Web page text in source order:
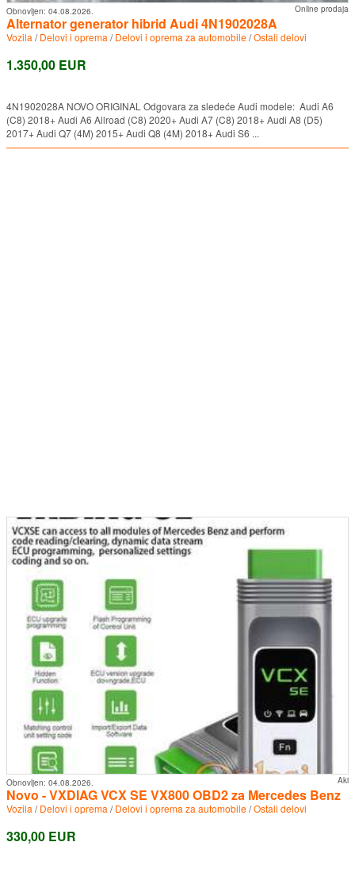
Online prodaja
Obnovljen: 04.08.2026.
Alternator generator hibrid Audi 4N1902028A
Vozila /Delovi i oprema /Delovi i oprema za automobile/Ostali delovi
1.350,00 EUR
4N1902028A NOVO ORIGINAL Odgovara za sledeće Audi modele: Audi A6
(C8) 2018+ Audi A6 Allroad (C8) 2020+ Audi A7 (C8) 2018+ Audi A8 (D5)
2017+ Audi Q7 (4M) 2015+ Audi Q8 (4M) 2018+ Audi S6 ...
Aki
Obnovljen: 04.08.2026.
Novo - VXDIAG VCX SE VX800 OBD2 za Mercedes Benz
Vozila /Delovi i oprema /Delovi i oprema za automobile/Ostali delovi
330,00 EUR